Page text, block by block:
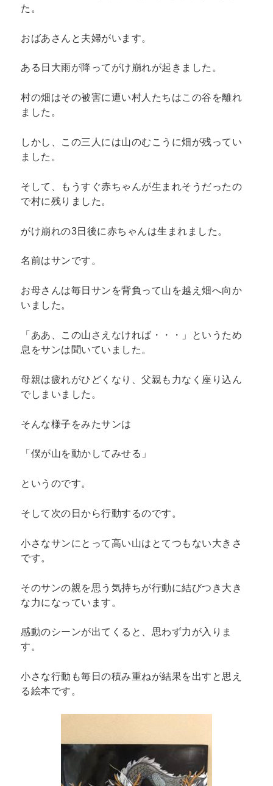
た。
おばあさんと夫婦がいます。
ある日大雨が降ってがけ崩れが起きました。
村の畑はその被害に遭い村人たちはこの谷を離れ
ました。
しかし、この三人には山のむこうに畑が残ってい
ました。
そして、もうすぐ赤ちゃんが生まれそうだったの
で村に残りました。
がけ崩れの3日後に赤ちゃんは生まれました。
名前はサンです。
お母さんは毎日サンを背負って山を越え畑へ向か
いました。
「ああ、この山さえなければ・・・」というため
息をサンは聞いていました。
母親は疲れがひどくなり、父親も力なく座り込ん
でしまいました。
そんな様子をみたサンは
「僕が山を動かしてみせる」
というのです。
そして次の日から行動するのです。
小さなサンにとって高い山はとてつもない大きさ
です。
そのサンの親を思う気持ちが行動に結びつき大き
な力になっています。
感動のシーンが出てくると、思わず力が入りま
す。
小さな行動も毎日の積み重ねが結果を出すと思え
る絵本です。